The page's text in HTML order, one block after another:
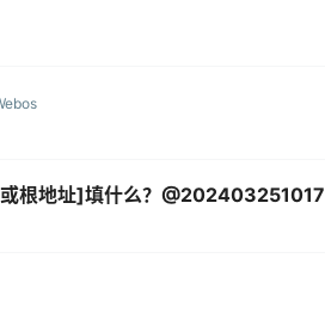
根地址]填什么？@202403251017